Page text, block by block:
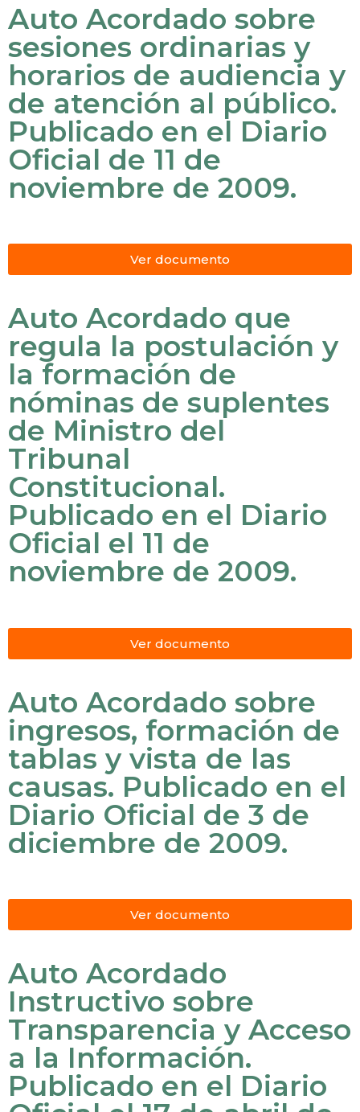
Auto Acordado sobre
sesiones ordinarias y
horarios de audiencia y
de atención al público.
Publicado en el Diario
Oficial de 11 de
noviembre de 2009.
Ver documento
Auto Acordado que
regula la postulación y
la formación de
nóminas de suplentes
de Ministro del
Tribunal
Constitucional.
Publicado en el Diario
Oficial el 11 de
noviembre de 2009.
Ver documento
Auto Acordado sobre
ingresos, formación de
tablas y vista de las
causas. Publicado en el
Diario Oficial de 3 de
diciembre de 2009.
Ver documento
Auto Acordado
Instructivo sobre
Transparencia y Acceso
a la Información.
Publicado en el Diario